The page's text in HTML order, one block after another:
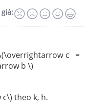
c =
b \)
theo k, h.